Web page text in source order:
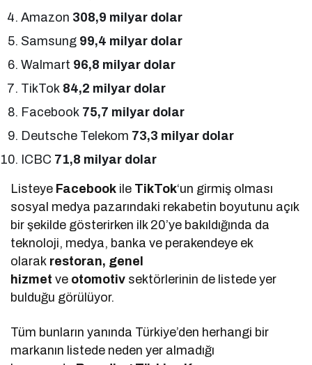
Amazon 308,9 milyar dolar
Samsung 99,4 milyar dolar
Walmart 96,8 milyar dolar
TikTok 84,2 milyar dolar
Facebook 75,7 milyar dolar
Deutsche Telekom 73,3 milyar dolar
ICBC 71,8 milyar dolar
Listeye Facebook ile TikTok‘un girmiş olması
sosyal medya pazarındaki rekabetin boyutunu açık
bir şekilde gösterirken ilk 20’ye bakıldığında da
teknoloji, medya, banka ve perakendeye ek
olarak restoran, genel
hizmetve otomotiv sektörlerinin de listede yer
bulduğu görülüyor.
Tüm bunların yanında Türkiye’den herhangi bir
markanın listede neden yer almadığı